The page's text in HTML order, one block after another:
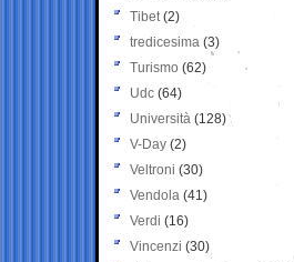
Tibet(2)
tredicesima (3)
Turismo (62)
Udc (64)
Università (128)
V-Day (2)
Veltroni (30)
Vendola (41)
Verdi (16)
Vincenzi (30)